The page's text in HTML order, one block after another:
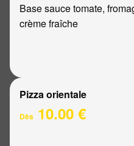
Base sauce tomate,
crème fraîche
Pizza orientale
Dès 10.00 €